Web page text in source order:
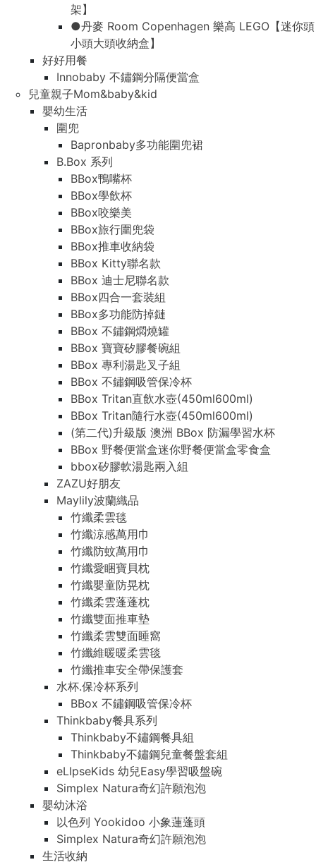
架】
●丹麥 Room Copenhagen 樂高 LEGO【迷你頭
小頭大頭收納盒】
好好用餐
Innobaby 不鏽鋼分隔便當盒
兒童親子Mom&baby&kid
嬰幼生活
圍兜
Bapronbaby多功能圍兜裙
B.Box 系列
BBox鴨嘴杯
BBox學飲杯
BBox咬樂美
BBox旅行圍兜袋
BBox推車收納袋
BBox Kitty聯名款
BBox 迪士尼聯名款
BBox四合一套裝組
BBox多功能防掉鏈
BBox 不鏽鋼燜燒罐
BBox 寶寶矽膠餐碗組
BBox 專利湯匙叉子組
BBox 不鏽鋼吸管保冷杯
BBox Tritan直飲水壺(450ml600ml)
BBox Tritan隨行水壺(450ml600ml)
(第二代)升級版 澳洲 BBox 防漏學習水杯
BBox 野餐便當盒迷你野餐便當盒零食盒
bbox矽膠軟湯匙兩入組
ZAZU好朋友
Maylily波蘭織品
竹纖柔雲毯
竹纖涼感萬用巾
竹纖防蚊萬用巾
竹纖愛睏寶貝枕
竹纖嬰童防晃枕
竹纖柔雲蓬蓬枕
竹纖雙面推車墊
竹纖柔雲雙面睡窩
竹纖維暖暖柔雲毯
竹纖推車安全帶保護套
水杯.保冷杯系列
BBox 不鏽鋼吸管保冷杯
Thinkbaby餐具系列
Thinkbaby不鏽鋼餐具組
Thinkbaby不鏽鋼兒童餐盤套組
eLIpseKids 幼兒Easy學習吸盤碗
Simplex Natura奇幻許願泡泡
嬰幼沐浴
以色列 Yookidoo 小象蓮蓬頭
Simplex Natura奇幻許願泡泡
生活收納